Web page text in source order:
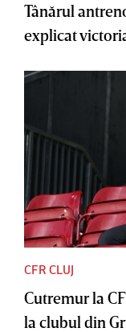
Tânărul
explicat
CFR CLUJ
Cutremur la
la clubul din